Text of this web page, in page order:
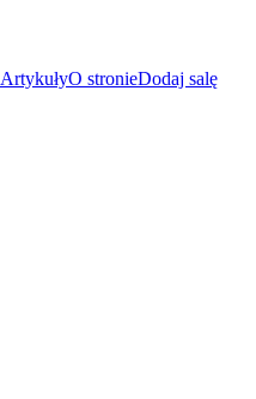
ArtykułyO stronieDodaj salę